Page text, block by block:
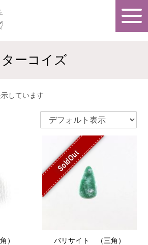
ターコイズ
しています
） バリサイト （三角）
SoldOut